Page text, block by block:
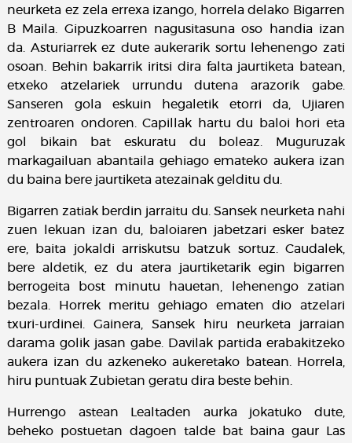
neurketa ez zela errexa izango, horrela delako Bigarren
B Maila. Gipuzkoarren nagusitasuna oso handia izan
da. Asturiarrek ez dute aukerarik sortu lehenengo zati
osoan. Behin bakarrik iritsi dira falta jaurtiketa batean,
etxeko atzelariek urrundu dutena arazorik gabe.
Sanseren gola eskuin hegaletik etorri da, Ujiaren
zentroaren ondoren. Capillak hartu du baloi hori eta
gol bikain bat eskuratu du boleaz. Muguruzak
markagailuan abantaila gehiago emateko aukera izan
du baina bere jaurtiketa atezainak gelditu du.
Bigarren zatiak berdin jarraitu du. Sansek neurketa nahi
zuen lekuan izan du, baloiaren jabetzari esker batez
ere, baita jokaldi arriskutsu batzuk sortuz. Caudalek,
bere aldetik, ez du atera jaurtiketarik egin bigarren
berrogeita bost minutu hauetan, lehenengo zatian
bezala. Horrek meritu gehiago ematen dio atzelari
txuri-urdinei. Gainera, Sansek hiru neurketa jarraian
darama golik jasan gabe. Davilak partida erabakitzeko
aukera izan du azkeneko aukeretako batean. Horrela,
hiru puntuak Zubietan geratu dira beste behin.
Hurrengo astean Lealtaden aurka jokatuko dute,
beheko postuetan dagoen talde bat baina gaur Las